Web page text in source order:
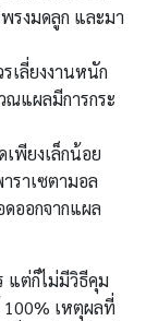
รงมดลูก และมา
เลี่ยงงานหนัก
ณแผลมีการกระ
พียงเล็กน้อย
ราเซตามอล
ออกจากแผล
แต่ก็ไม่มีวิธีคุม
100% เหตุผลที่